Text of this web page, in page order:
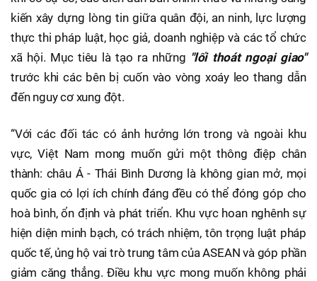
kiến xây dựng lòng tin giữa quân đội, an ninh, lực lượng
thực thi pháp luật, học giả, doanh nghiệp và các tổ chức
xã hội. Mục tiêu là tạo ra những "lối thoát ngoại giao"
trước khi các bên bị cuốn vào vòng xoáy leo thang dẫn
đến nguy cơ xung đột.
“Với các đối tác có ảnh hưởng lớn trong và ngoài khu
vực, Việt Nam mong muốn gửi một thông điệp chân
thành: châu Á - Thái Bình Dương là không gian mở, mọi
quốc gia có lợi ích chính đáng đều có thể đóng góp cho
hoà bình, ổn định và phát triển. Khu vực hoan nghênh sự
hiện diện minh bạch, có trách nhiệm, tôn trọng luật pháp
quốc tế, ủng hộ vai trò trung tâm của ASEAN và góp phần
giảm căng thẳng. Điều khu vực mong muốn không phải